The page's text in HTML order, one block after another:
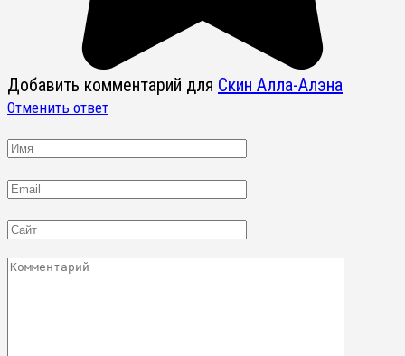
Добавить комментарий для Скин Алла-Алэна
Отменить ответ
Имя
Email
Сайт
Комментарий